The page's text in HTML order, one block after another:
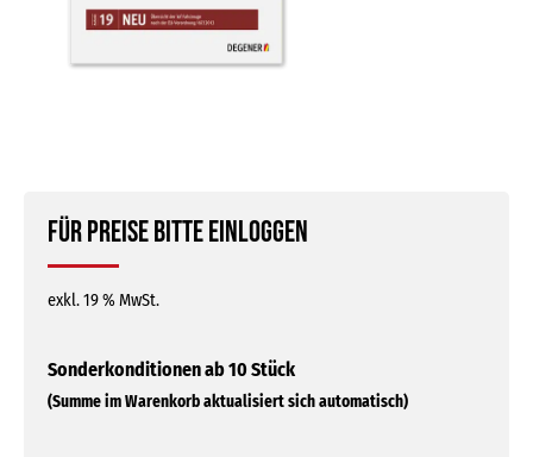
Für Preise bitte einloggen
exkl. 19 % MwSt.